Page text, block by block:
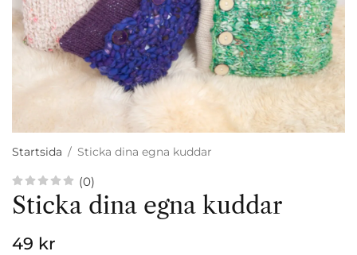
Startsida / Sticka dina egna kuddar
(0)
Sticka dina egna kuddar
49 kr